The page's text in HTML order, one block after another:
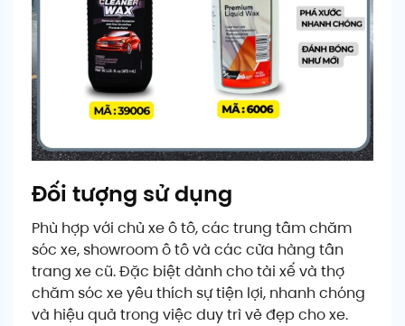
Đối tượng sử dụng
Phù hợp với chủ xe ô tô, các trung tâm chăm
sóc xe, showroom ô tô và các cửa hàng tân
trang xe cũ. Đặc biệt dành cho tài xế và thợ
chăm sóc xe yêu thích sự tiện lợi, nhanh chóng
và hiệu quả trong việc duy trì vẻ đẹp cho xe.